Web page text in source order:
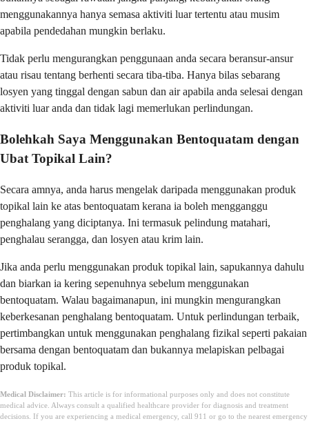
menggunakannya hanya semasa aktiviti luar tertentu atau musim
apabila pendedahan mungkin berlaku.
Tidak perlu mengurangkan penggunaan anda secara beransur-ansur
atau risau tentang berhenti secara tiba-tiba. Hanya bilas sebarang
losyen yang tinggal dengan sabun dan air apabila anda selesai dengan
aktiviti luar anda dan tidak lagi memerlukan perlindungan.
Bolehkah Saya Menggunakan Bentoquatam dengan
Ubat Topikal Lain?
Secara amnya, anda harus mengelak daripada menggunakan produk
topikal lain ke atas bentoquatam kerana ia boleh mengganggu
penghalang yang diciptanya. Ini termasuk pelindung matahari,
penghalau serangga, dan losyen atau krim lain.
Jika anda perlu menggunakan produk topikal lain, sapukannya dahulu
dan biarkan ia kering sepenuhnya sebelum menggunakan
bentoquatam. Walau bagaimanapun, ini mungkin mengurangkan
keberkesanan penghalang bentoquatam. Untuk perlindungan terbaik,
pertimbangkan untuk menggunakan penghalang fizikal seperti pakaian
bersama dengan bentoquatam dan bukannya melapiskan pelbagai
produk topikal.
Medical Disclaimer: This article is for informational purposes only and does not constitute
medical advice. Always consult a qualified healthcare provider for diagnosis and treatment
decisions. If you are experiencing a medical emergency, call 911 or go to the nearest emergency